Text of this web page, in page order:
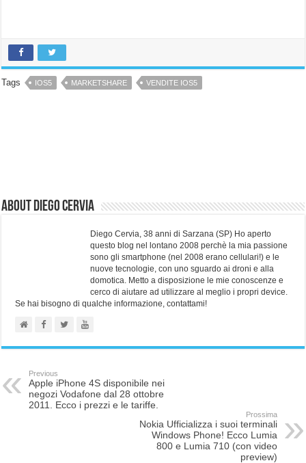
Tags IOS5 MARKETSHARE VENDITE IOS5
About Diego Cervia
Diego Cervia, 38 anni di Sarzana (SP) Ho aperto
questo blog nel lontano 2008 perchè la mia passione
sono gli smartphone (nel 2008 erano cellulari!) e le
nuove tecnologie, con uno sguardo ai droni e alla
domotica. Metto a disposizione le mie conoscenze e
cerco di aiutare ad utilizzare al meglio i propri device.
Se hai bisogno di qualche informazione, contattami!
Previous
Apple iPhone 4S disponibile nei
negozi Vodafone dal 28 ottobre
2011. Ecco i prezzi e le tariffe.
Prossima
Nokia Ufficializza i suoi terminali
Windows Phone! Ecco Lumia
800 e Lumia 710 (con video
preview)